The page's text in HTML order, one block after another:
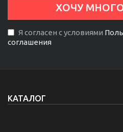
Я согласен с условиями
соглашения
КАТАЛОГ